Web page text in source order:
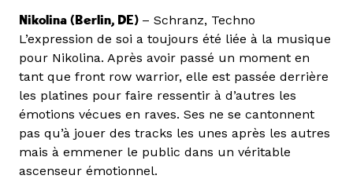
Nikolina (Berlin, DE) – Schranz, Techno
L’expression de soi a toujours été liée à la musique
pour Nikolina. Après avoir passé un moment en
tant que front row warrior, elle est passée derrière
les platines pour faire ressentir à d’autres les
émotions vécues en raves. Ses ne se cantonnent
pas qu’à jouer des tracks les unes après les autres
mais à emmener le public dans un véritable
ascenseur émotionnel.